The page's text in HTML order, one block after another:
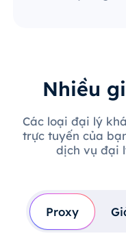
Nhiều
Các loại đại lý
trực tuyến của
dịch vụ đại
Proxy